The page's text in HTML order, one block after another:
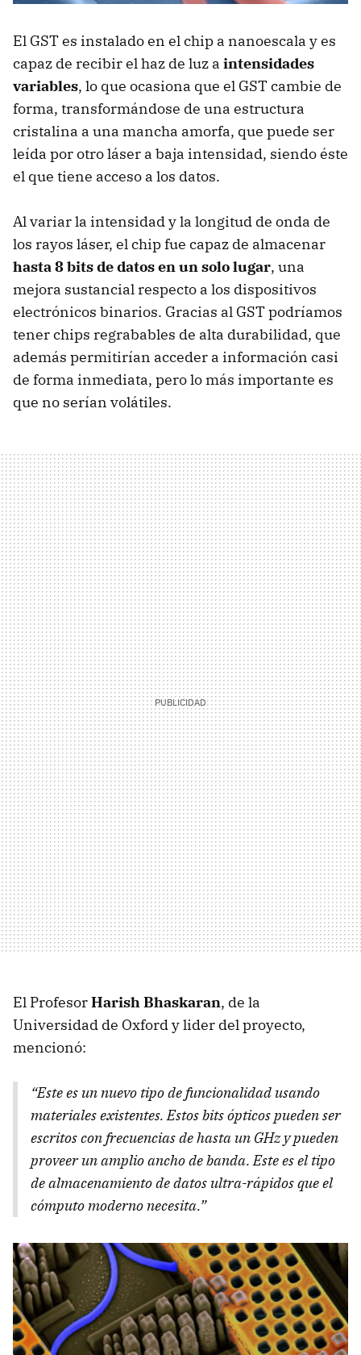
El GST es instalado en el chip a nanoescala y es
capaz de recibir el haz de luz a intensidades
variables, lo que ocasiona que el GST cambie de
forma, transformándose de una estructura
cristalina a una mancha amorfa, que puede ser
leída por otro láser a baja intensidad, siendo éste
el que tiene acceso a los datos.
Al variar la intensidad y la longitud de onda de
los rayos láser, el chip fue capaz de almacenar
hasta 8 bits de datos en un solo lugar, una
mejora sustancial respecto a los dispositivos
electrónicos binarios. Gracias al GST podríamos
tener chips regrabables de alta durabilidad, que
además permitirían acceder a información casi
de forma inmediata, pero lo más importante es
que no serían volátiles.
El ProfesorHarish Bhaskaran, de la
Universidad de Oxford y lider del proyecto,
mencionó:
“Este es un nuevo tipo de funcionalidad usando
materiales existentes. Estos bits ópticos pueden ser
escritos con frecuencias de hasta un GHz y pueden
proveer un amplio ancho de banda. Este es el tipo
de almacenamiento de datos ultra-rápidos que el
cómputo moderno necesita.”